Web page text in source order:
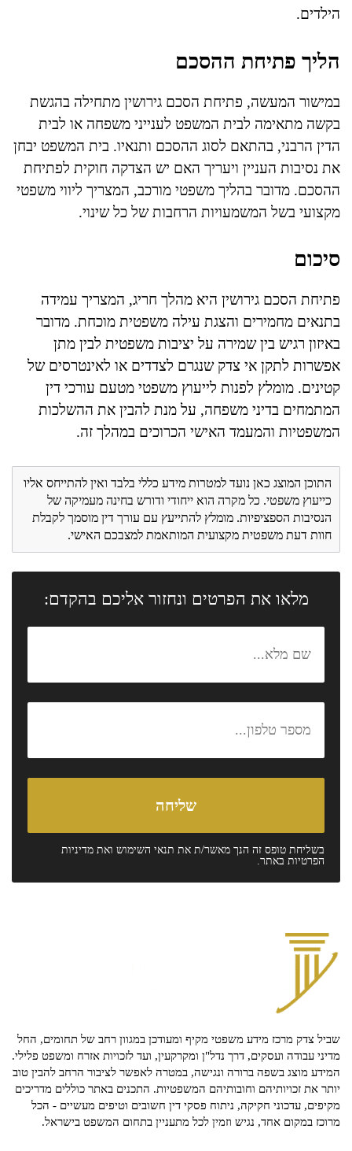
הילדים.
הליך פתיחת ההסכם
במישור המעשה, פתיחת הסכם גירושין מתחילה בהגשת
בקשה מתאימה לבית המשפט לענייני משפחה או לבית
הדין הרבני, בהתאם לסוג ההסכם ותנאיו. בית המשפט יבחן
את נסיבות העניין ויעריך האם יש הצדקה חוקית לפתיחת
ההסכם. מדובר בהליך משפטי מורכב, המצריך ליווי משפטי
מקצועי בשל המשמעויות הרחבות של כל שינוי.
סיכום
פתיחת הסכם גירושין היא מהלך חריג, המצריך עמידה
בתנאים מחמירים והצגת עילה משפטית מוכחת. מדובר
באיזון רגיש בין שמירה על יציבות משפטית לבין מתן
אפשרות לתקן אי צדק שנגרם לצדדים או לאינטרסים של
קטינים. מומלץ לפנות לייעוץ משפטי מטעם עורכי דין
המתמחים בדיני משפחה, על מנת להבין את ההשלכות
המשפטיות והמעמד האישי הכרוכים במהלך זה.
התוכן המוצג כאן נועד למטרות מידע כללי בלבד ואין להתייחס אליו
כייעוץ משפטי. כל מקרה הוא ייחודי ודורש בחינה מעמיקה של
הנסיבות הספציפיות. מומלץ להתייעץ עם עורך דין מוסמך לקבלת
חוות דעת משפטית מקצועית המותאמת למצבכם האישי.
מלאו את הפרטים ונחזור אליכם בהקדם:
בשליחת טופס זה הנך מאשר/ת את תנאי השימוש ואת מדיניות
הפרטיות באתר.
שביל צדק מרכז מידע משפטי מקיף ומעודכן במגוון רחב של תחומים, החל
מדיני עבודה ועסקים, דרך נדל"ן ומקרקעין, ועד לזכויות אזרח ומשפט פלילי.
המידע מוצג בשפה ברורה ונגישה, במטרה לאפשר לציבור הרחב להבין טוב
יותר את זכויותיהם וחובותיהם המשפטיות. התכנים באתר כוללים מדריכים
מקיפים, עדכוני חקיקה, ניתוח פסקי דין חשובים וטיפים מעשיים - הכל
מרוכז במקום אחד, נגיש וזמין לכל מתעניין בתחום המשפט בישראל.